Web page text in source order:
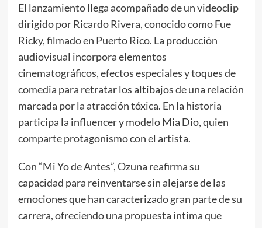
El lanzamiento llega acompañado de un videoclip
dirigido por Ricardo Rivera, conocido como Fue
Ricky, filmado en Puerto Rico. La producción
audiovisual incorpora elementos
cinematográficos, efectos especiales y toques de
comedia para retratar los altibajos de una relación
marcada por la atracción tóxica. En la historia
participa la influencer y modelo Mia Dio, quien
comparte protagonismo con el artista.
Con “Mi Yo de Antes”, Ozuna reafirma su
capacidad para reinventarse sin alejarse de las
emociones que han caracterizado gran parte de su
carrera, ofreciendo una propuesta íntima que